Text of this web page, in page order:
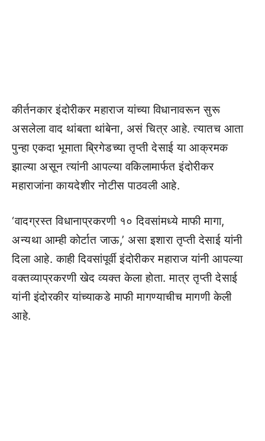
कीर्तनकार इंदोरीकर महाराज यांच्या विधानावरून सुरू
असलेला वाद थांबता थांबेना, असं चित्र आहे. त्यातच आता
पुन्हा एकदा भूमाता ब्रिगेडच्या तृप्ती देसाई या आक्रमक
झाल्या असून त्यांनी आपल्या वकिलामार्फत इंदोरीकर
महाराजांना कायदेशीर नोटीस पाठवली आहे.
‘वादग्रस्त विधानाप्रकरणी १० दिवसांमध्ये माफी मागा,
अन्यथा आम्ही कोर्टात जाऊ,’ असा इशारा तृप्ती देसाई यांनी
दिला आहे. काही दिवसांपूर्वी इंदोरीकर महाराज यांनी आपल्या
वक्तव्याप्रकरणी खेद व्यक्त केला होता. मात्र तृप्ती देसाई
यांनी इंदोरकीर यांच्याकडे माफी मागण्याचीच मागणी केली
आहे.